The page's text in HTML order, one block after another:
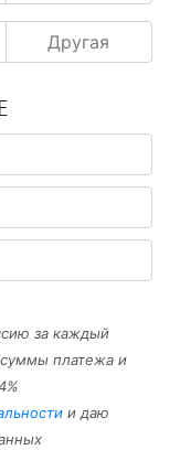
Другая
за каждый
суммы платежа и
и даю